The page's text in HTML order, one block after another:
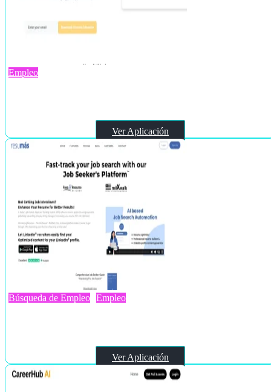
Empleo
Ver Aplicación
Búsqueda de Empleo Empleo
Ver Aplicación